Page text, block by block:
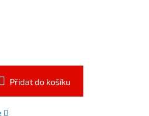
Přidat do košíku